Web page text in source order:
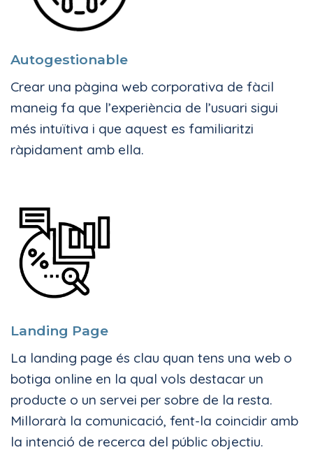
Autogestionable
Crear una pàgina web corporativa de fàcil
maneig fa que l’experiència de l’usuari sigui
més intuïtiva i que aquest es familiaritzi
ràpidament amb ella.
Landing Page
La landing page és clau quan tens una web o
botiga online en la qual vols destacar un
producte o un servei per sobre de la resta.
Millorarà la comunicació, fent-la coincidir amb
la intenció de recerca del públic objectiu.